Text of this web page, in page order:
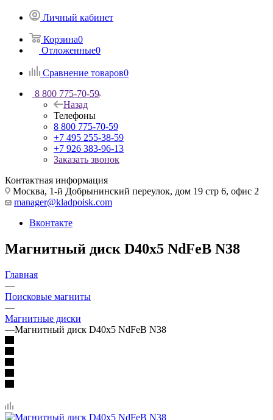
Личный кабинет
Корзина0
Отложенные0
Сравнение товаров0
8 800 775-70-59
Назад
Телефоны
8 800 775-70-59
+7 495 255-38-59
+7 926 383-96-13
Заказать звонок
Контактная информация
Москва, 1-й Добрынинский переулок, дом 19 стр 6, офис 2
manager@kladpoisk.com
Вконтакте
Магнитный диск D40x5 NdFeB N38
Главная
—
Поисковые магниты
—
Магнитные диски
—Магнитный диск D40x5 NdFeB N38